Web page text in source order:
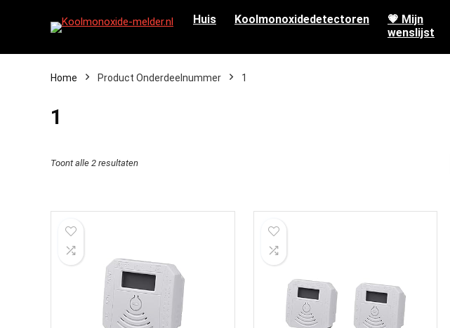
Huis Koolmonoxidedetectoren
💗 Mijn
wenslijst
Home Product Onderdeelnummer ‎1
‎1
Toont alle 2 resultaten